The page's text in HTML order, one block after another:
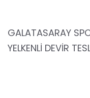
GALATASARAY
YELKENLİ DEVİR